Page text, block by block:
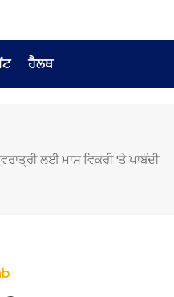
ਹੈਲਥ
ਲਈ ਮਾਸ ਵਿਕਰੀ 'ਤੇ ਪਾਬੰਦੀ